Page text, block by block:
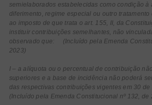
semielaborados estabelecidas como condição à
diferimento, regime especial ou outro
ao imposto de que trata o art. 155, II, da
instituir contribuições semelhantes, não
observado que: (Incluído pela Emenda
2023)
I – a alíquota ou o percentual de contribuição
superiores e a base de incidência não poderá
das respectivas contribuições vigentes em 30
(Incluído pela Emenda Constitucional nº 132, de